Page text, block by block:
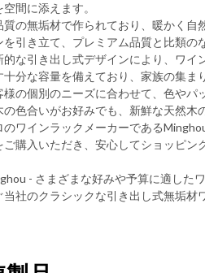
空間に添えます。
質の無垢材で作られており、暖かく
を引き立て、プレミアム品質と比類の
的な引き出し式デザインにより、ワイ
十分な容量を備えており、家族の集ま
様の個別のニーズに合わせて、色や
の色合いがお好みでも、新鮮な天然木
のワインラックメーカーである
ご購入いただき、安心してショッピン
- さまざまな好みや予算に適した
当社のクラシックな引き出し式無垢材